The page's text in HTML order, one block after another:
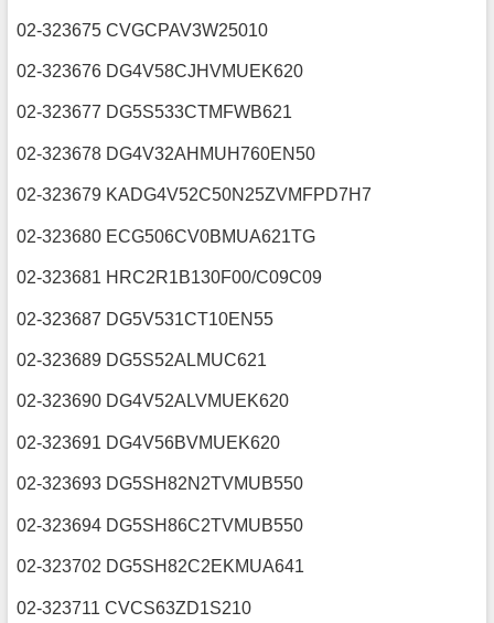
02-323675 CVGCPAV3W25010
02-323676 DG4V58CJHVMUEK620
02-323677 DG5S533CTMFWB621
02-323678 DG4V32AHMUH760EN50
02-323679 KADG4V52C50N25ZVMFPD7H7
02-323680 ECG506CV0BMUA621TG
02-323681 HRC2R1B130F00/C09C09
02-323687 DG5V531CT10EN55
02-323689 DG5S52ALMUC621
02-323690 DG4V52ALVMUEK620
02-323691 DG4V56BVMUEK620
02-323693 DG5SH82N2TVMUB550
02-323694 DG5SH86C2TVMUB550
02-323702 DG5SH82C2EKMUA641
02-323711 CVCS63ZD1S210